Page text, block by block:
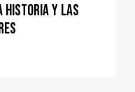
historia y las